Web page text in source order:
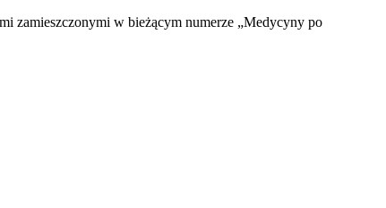
zamieszczonymi w bieżącym numerze „Medycyny po